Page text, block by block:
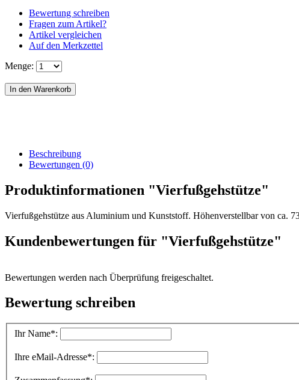
Bewertung schreiben
Fragen zum Artikel?
Artikel vergleichen
Auf den Merkzettel
Menge:
Beschreibung
Bewertungen (0)
Produktinformationen "Vierfußgehstütze"
Vierfußgehstütze aus Aluminium und Kunststoff. Höhenverstellbar von ca.
Kundenbewertungen für "Vierfußgehstütze"
Bewertungen werden nach Überprüfung freigeschaltet.
Bewertung schreiben
Ihr Name*:
Ihre eMail-Adresse*: